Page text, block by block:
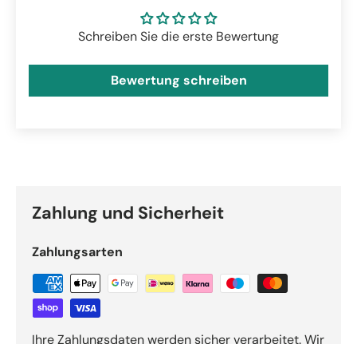
Schreiben Sie die erste Bewertung
Bewertung schreiben
Zahlung und Sicherheit
Zahlungsarten
Ihre Zahlungsdaten werden sicher verarbeitet. Wir